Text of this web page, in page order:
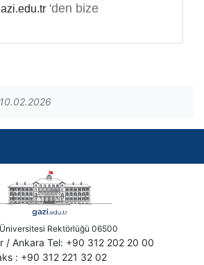
'den bize
Rektörlüğü 06500
/ Ankara Tel: +90 312 202 20 00
: +90 312 221 32 02